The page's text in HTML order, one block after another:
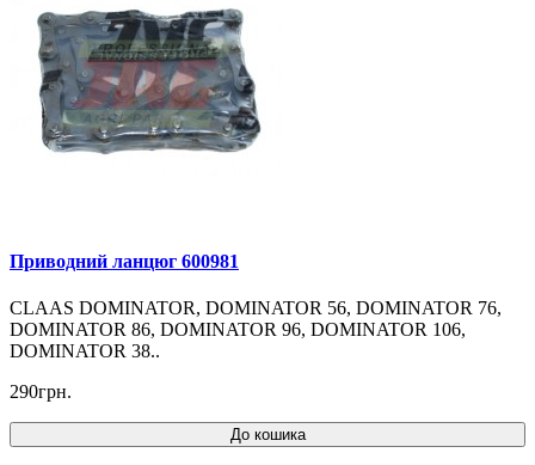
Приводний ланцюг 600981
CLAAS DOMINATOR, DOMINATOR 56, DOMINATOR 76,
DOMINATOR 86, DOMINATOR 96, DOMINATOR 106,
DOMINATOR 38..
290грн.
До кошика